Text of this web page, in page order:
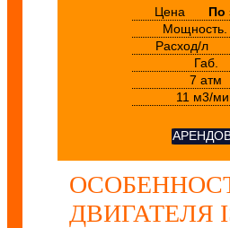
Цена
По
Мощность.
Расход/л
Габ.
7 атм
11 м3/
ДВИГАТЕЛЯ